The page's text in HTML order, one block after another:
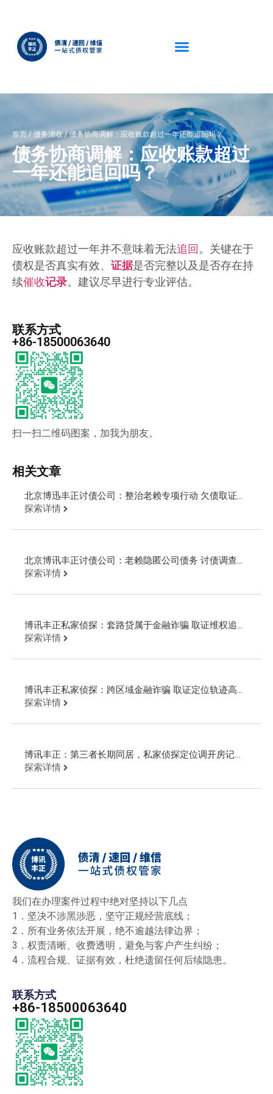
首页/债务清收/债务协商调解：应收账款超过一年还能追回吗？
债务协商调解：应收账款超过
一年还能追回吗？
应收账款超过一年并不意味着无法追回。关键在于
债权是否真实有效、 证据是否完整以及是否存在持
续催收记录。建议尽早进行专业评估。
联系方式
+86-18500063640
扫一扫二维码图案，加我为朋友。
相关文章
北京博迅丰正讨债公司：整治老赖专项行动 欠债取证公
安现场抓人
探索详情
北京博讯丰正讨债公司：老赖隐匿公司债务 讨债调查起
诉回款
探索详情
博讯丰正私家侦探：套路贷属于金融诈骗 取证维权追回
欠款
探索详情
博讯丰正私家侦探：跨区域金融诈骗 取证定位轨迹高效
追回欠款
探索详情
博讯丰正：第三者长期同居，私家侦探定位调开房记录
追回财物
探索详情
我们在办理案件过程中绝对坚持以下几点
1．坚决不涉黑涉恶，坚守正规经营底线；
2．所有业务依法开展，绝不逾越法律边界；
3．权责清晰、收费透明，避免与客户产生纠纷；
4．流程合规、证据有效，杜绝遗留任何后续隐患。
联系方式
+86-18500063640